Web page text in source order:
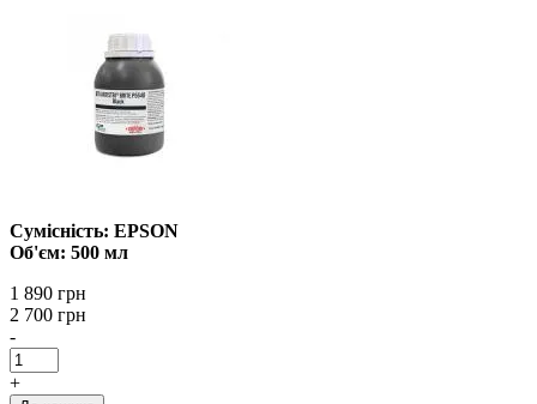
Сумісність: EPSON
Об'єм: 500 мл
1 890 грн
2 700 грн
-
+